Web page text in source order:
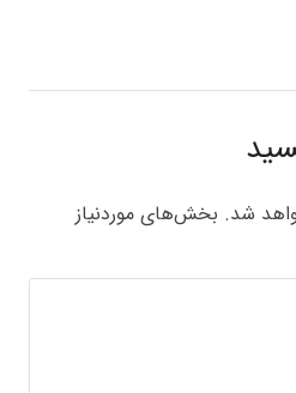
شد. بخش‌های موردنیاز